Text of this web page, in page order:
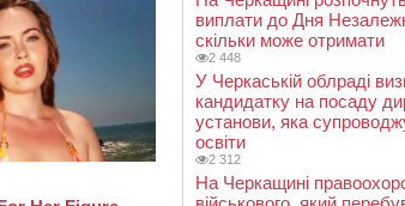
виплати до Дня
скільки може отримати
2 448
У Черкаській облраді
кандидатку на посаду
установи, яка
освіти
2 312
На Черкащині